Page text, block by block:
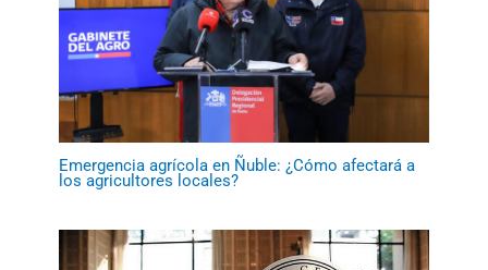
Emergencia agrícola en Ñuble: ¿Cómo afectará a
los agricultores locales?